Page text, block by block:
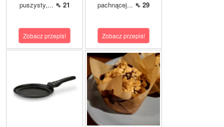
puszysty,... ⇖ 21
Zobacz przepis!
pachnącej... ⇖ 29
Zobacz przepis!